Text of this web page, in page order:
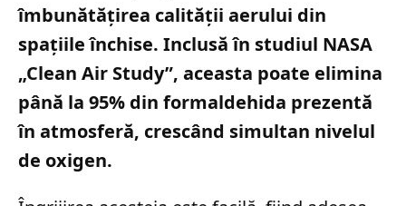
îmbunătățirea calității aerului din
spațiile închise. Inclusă în studiul NASA
„Clean Air Study”, aceasta poate elimina
până la 95% din formaldehida prezentă
în atmosferă, crescând simultan nivelul
de oxigen.